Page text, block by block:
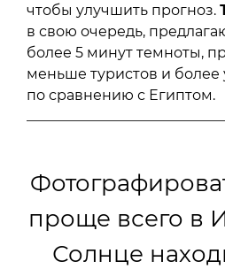
чтобы улучшить прогноз.
в свою очередь,
более 5 минут темноты,
меньше туристов и
по сравнению с Египтом.
проще всего в
Солнце